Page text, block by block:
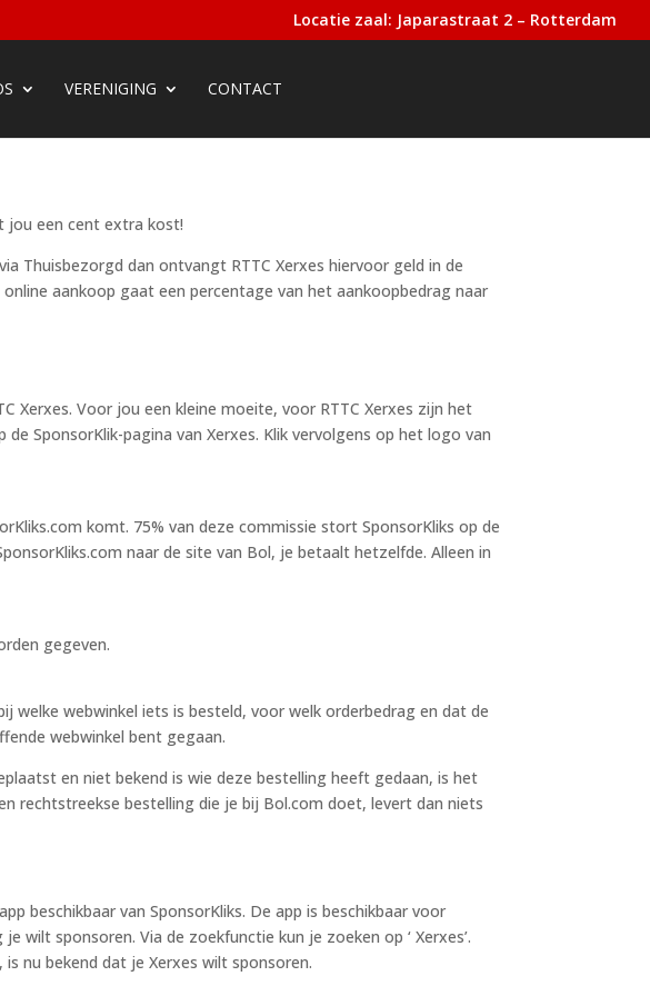
Locatie zaal: Japarastraat 2 – Rotterdam
VERENIGING CONTACT
jou een cent extra kost!
Thuisbezorgd dan ontvangt RTTC Xerxes hiervoor geld in de
aankoop gaat een percentage van het aankoopbedrag naar
Xerxes. Voor jou een kleine moeite, voor RTTC Xerxes zijn het
de SponsorKlik-pagina van Xerxes. Klik vervolgens op het logo van
komt. 75% van deze commissie stort SponsorKliks op de
naar de site van Bol, je betaalt hetzelfde. Alleen in
gegeven.
welke webwinkel iets is besteld, voor welk orderbedrag en dat de
webwinkel bent gegaan.
en niet bekend is wie deze bestelling heeft gedaan, is het
rechtstreekse bestelling die je bij Bol.com doet, levert dan niets
beschikbaar van SponsorKliks. De app is beschikbaar voor
wilt sponsoren. Via de zoekfunctie kun je zoeken op ‘ Xerxes’.
nu bekend dat je Xerxes wilt sponsoren.